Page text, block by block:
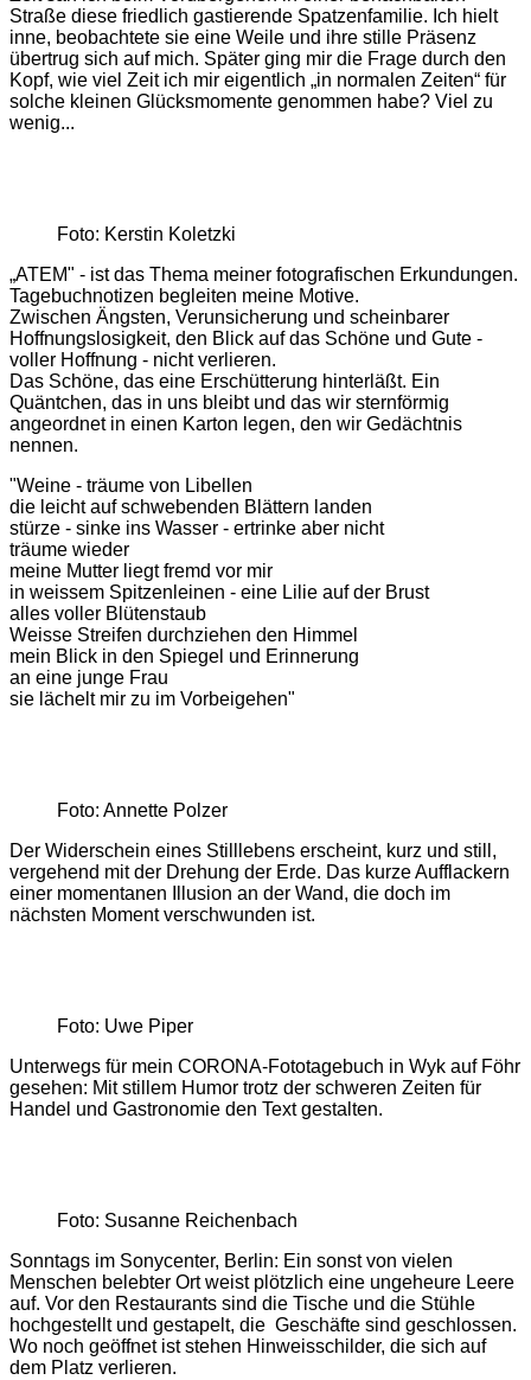
Straße diese friedlich gastierende Spatzenfamilie. Ich hielt
inne, beobachtete sie eine Weile und ihre stille Präsenz
übertrug sich auf mich. Später ging mir die Frage durch den
Kopf, wie viel Zeit ich mir eigentlich „in normalen Zeiten“ für
solche kleinen Glücksmomente genommen habe? Viel zu
wenig...
Foto: Kerstin Koletzki
„ATEM" - ist das Thema meiner fotografischen Erkundungen.
Tagebuchnotizen begleiten meine Motive.
Zwischen Ängsten, Verunsicherung und scheinbarer
Hoffnungslosigkeit, den Blick auf das Schöne und Gute -
voller Hoffnung - nicht verlieren.
Das Schöne, das eine Erschütterung hinterläßt. Ein
Quäntchen, das in uns bleibt und das wir sternförmig
angeordnet in einen Karton legen, den wir Gedächtnis
nennen.
"Weine - träume von Libellen
die leicht auf schwebenden Blättern landen
stürze - sinke ins Wasser - ertrinke aber nicht
träume wieder
meine Mutter liegt fremd vor mir
in weissem Spitzenleinen - eine Lilie auf der Brust
alles voller Blütenstaub
Weisse Streifen durchziehen den Himmel
mein Blick in den Spiegel und Erinnerung
an eine junge Frau
sie lächelt mir zu im Vorbeigehen"
Foto: Annette Polzer
Der Widerschein eines Stilllebens erscheint, kurz und still,
vergehend mit der Drehung der Erde. Das kurze Aufflackern
einer momentanen Illusion an der Wand, die doch im
nächsten Moment verschwunden ist.
Foto: Uwe Piper
Unterwegs für mein CORONA-Fototagebuch in Wyk auf Föhr
gesehen: Mit stillem Humor trotz der schweren Zeiten für
Handel und Gastronomie den Text gestalten.
Foto: Susanne Reichenbach
Sonntags im Sonycenter, Berlin: Ein sonst von vielen
Menschen belebter Ort weist plötzlich eine ungeheure Leere
auf. Vor den Restaurants sind die Tische und die Stühle
hochgestellt und gestapelt, die Geschäfte sind geschlossen.
Wo noch geöffnet ist stehen Hinweisschilder, die sich auf
dem Platz verlieren.